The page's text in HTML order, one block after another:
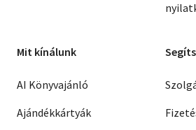
Mit kínálunk
AI Könyvajánló
Ajándékkártyák